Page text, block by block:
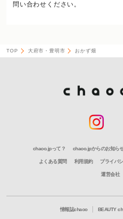
問い合わせください。
TOP 大府市・豊明市 おかず畑
chaoo.jpって？ chaoo.jpからのお知ら
よくある質問 利用規約 プライバ
運営会社
情報誌chaoo BEAUTY